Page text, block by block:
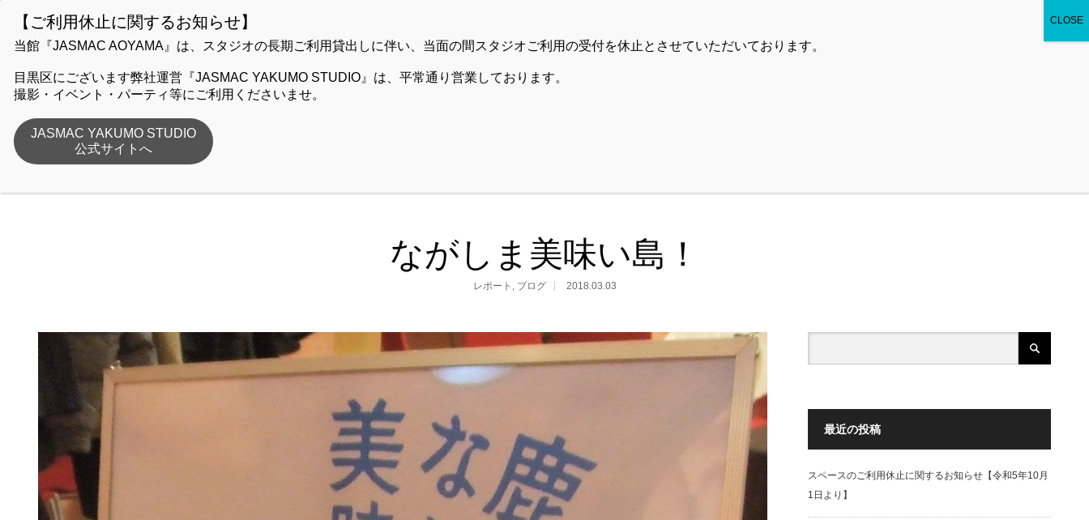
A GUIDE
ホーム
ながしま美味い島！
レポート , ブログ 2018.03.03
最近の投稿
スペースのご利用休止に関するお知らせ【令和5年10月
1日より】
当館『JASMAC AOYAMA』は、スタジオの長期ご利用貸出しに伴い、当面の間スタジオご利用の受付を休止とさせていただいております。
目黒区にございます弊社運営『JASMAC YAKUMO STUDIO』は、平常通り営業しております。
撮影・イベント・パーティ等にご利用くださいませ。
JASMAC YAKUMO STUDIO
公式サイトへ